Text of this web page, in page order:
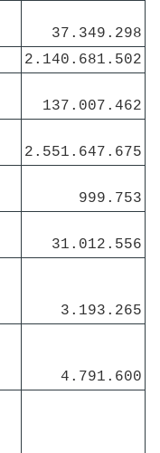
37.349.298
2.140.681.502
137.007.462
2.551.647.675
999.753
31.012.556
3.193.265
4.791.600